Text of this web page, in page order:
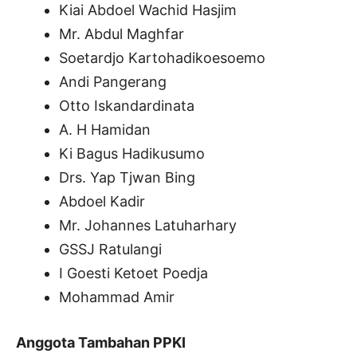
Kiai Abdoel Wachid Hasjim
Mr. Abdul Maghfar
Soetardjo Kartohadikoesoemo
Andi Pangerang
Otto Iskandardinata
A. H Hamidan
Ki Bagus Hadikusumo
Drs. Yap Tjwan Bing
Abdoel Kadir
Mr. Johannes Latuharhary
GSSJ Ratulangi
I Goesti Ketoet Poedja
Mohammad Amir
Anggota Tambahan PPKI